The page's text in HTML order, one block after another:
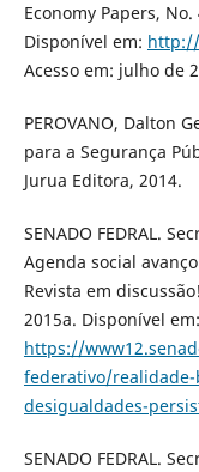
Economy Papers,
Disponível em: http://
Acesso em: julho de
PEROVANO, Dalton
para a Segurança
Jurua Editora, 2014.
SENADO FEDRAL.
Agenda social
Revista em
2015a. Disponível em:
https://
federativo/
desigualdades-
SENADO FEDRAL.